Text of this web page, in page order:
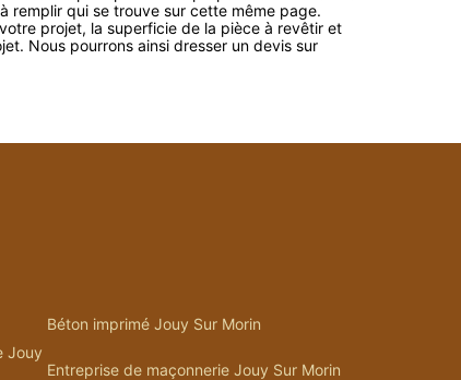
remplir qui se trouve sur cette même page.
projet, la superficie de la pièce à revêtir et
Nous pourrons ainsi dresser un devis sur
Béton imprimé Jouy Sur Morin
Jouy
Entreprise de maçonnerie Jouy Sur Morin